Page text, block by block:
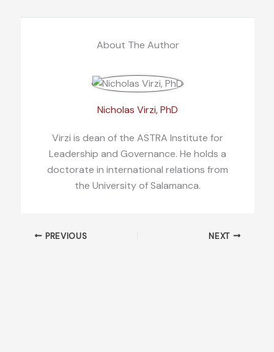
About The Author
Nicholas Virzi, PhD
Virzi is dean of the ASTRA Institute for
Leadership and Governance. He holds a
doctorate in international relations from
the University of Salamanca.
PREVIOUS NEXT